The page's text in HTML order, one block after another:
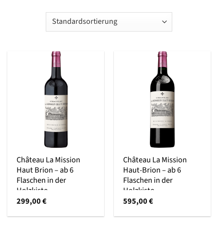
Château La Mission
Haut Brion – ab 6
Flaschen in der
Holzkiste
299,00€
Château La Mission
Haut-Brion – ab 6
Flaschen in der
Holzkiste
595,00€